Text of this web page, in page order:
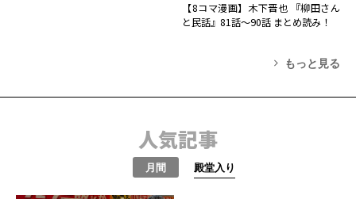
【8コマ漫画】木下晋也 『柳田さん
と民話』81話～90話 まとめ読み！
もっと見る
人気記事
月間 殿堂入り